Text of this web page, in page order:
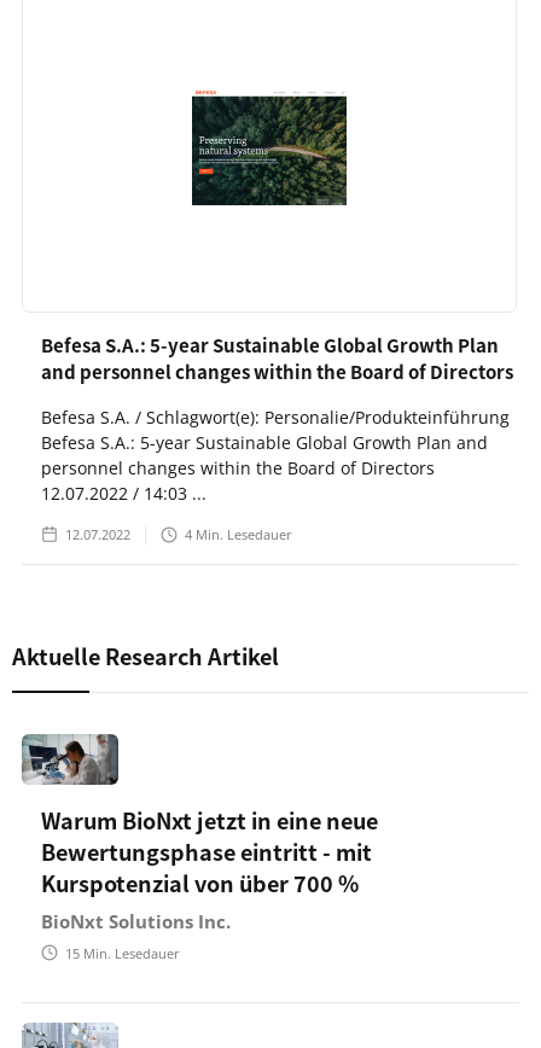
Befesa S.A.: 5-year Sustainable Global Growth Plan
and personnel changes within the Board of Directors
Befesa S.A. / Schlagwort(e): Personalie/Produkteinführung
Befesa S.A.: 5-year Sustainable Global Growth Plan and
personnel changes within the Board of Directors
12.07.2022 / 14:03 ...
12.07.2022 4 Min. Lesedauer
Aktuelle Research Artikel
Warum BioNxt jetzt in eine neue
Bewertungsphase eintritt - mit
Kurspotenzial von über 700 %
BioNxt Solutions Inc.
15 Min. Lesedauer